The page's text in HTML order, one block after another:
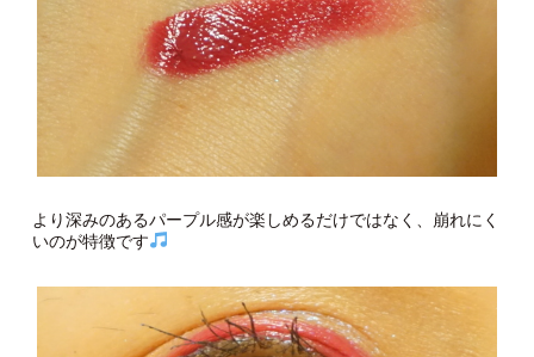
より深みのあるパープル感が楽しめるだけではなく、崩れにく
いのが特徴です